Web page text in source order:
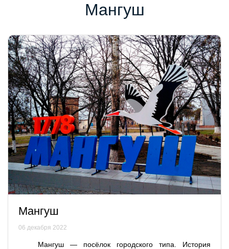
Мангуш
Мангуш
06 декабря 2022
Мангуш — посёлок городского типа. История